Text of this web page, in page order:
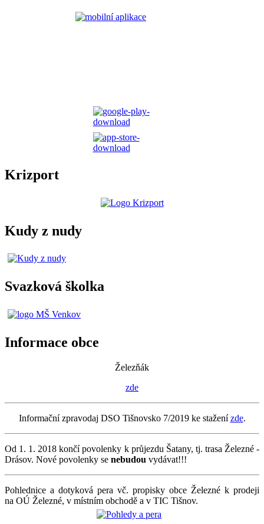
Krizport
Kudy z nudy
Svazková školka
Informace obce
Železňák
zde
Informační zpravodaj DSO Tišnovsko 7/2019 ke staženízde.
Od 1. 1. 2018 končí povolenky k průjezdu Šatany, tj. trasa Železné -
Drásov. Nové povolenky se nebudou vydávat!!!
Pohlednice a dotyková pera vč. propisky obce Železné k prodeji
na OÚ Železné, v místním obchodě a v TIC Tišnov.